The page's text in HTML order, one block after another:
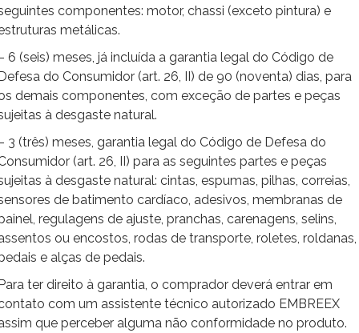
componentes: motor, chassi (exceto pintura) e
metálicas.
6 (seis) meses, já incluída a garantia legal do Código de
do Consumidor (art. 26, II) de 90 (noventa) dias, para
demais componentes, com exceção de partes e peças
à desgaste natural.
3 (três) meses, garantia legal do Código de Defesa do
(art. 26, II) para as seguintes partes e peças
à desgaste natural: cintas, espumas, pilhas, correias,
de batimento cardíaco, adesivos, membranas de
regulagens de ajuste, pranchas, carenagens, selins,
ou encostos, rodas de transporte, roletes, roldanas,
e alças de pedais.
ter direito à garantia, o comprador deverá entrar em
com um assistente técnico autorizado EMBREEX
que perceber alguma não conformidade no produto.